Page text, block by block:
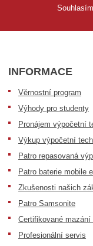
INFORMACE
Věrnostní program
Výhody pro studenty
Pronájem výpočetní
Výkup výpočetní
Patro repasovaná
Patro baterie mobile
Zkušenosti našich
Patro Samsonite
Certifikované mazání
Profesionální servis